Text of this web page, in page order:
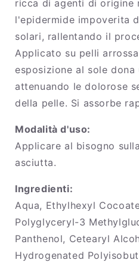
ricca di agenti di origine
l'epidermide impoverita
solari, rallentando il
Applicato su pelli
esposizione al sole
attenuando le dolorose
della pelle. Si assorbe
Modalità d'uso:
Applicare al bisogno
asciutta.
Ingredienti:
Aqua, Ethylhexyl
Polyglyceryl-3
Panthenol, Cetearyl
Hydrogenated